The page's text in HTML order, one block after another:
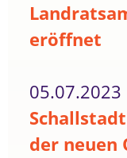
eröffnet
05.07.2023
der